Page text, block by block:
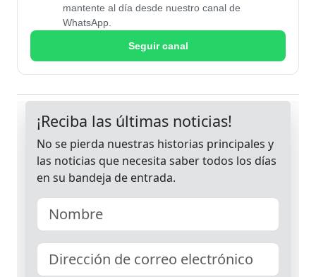
mantente al día desde nuestro canal de
WhatsApp.
Seguir canal